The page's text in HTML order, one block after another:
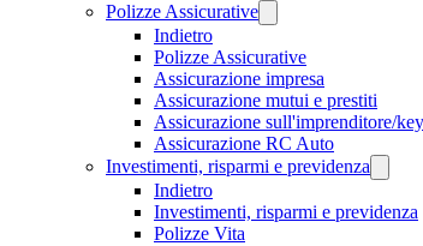
Polizze Assicurative
Indietro
Polizze Assicurative
Assicurazione impresa
Assicurazione mutui e prestiti
Assicurazione sull'imprenditore/
Assicurazione RC Auto
Investimenti, risparmi e previdenza
Indietro
Investimenti, risparmi e previdenza
Polizze Vita